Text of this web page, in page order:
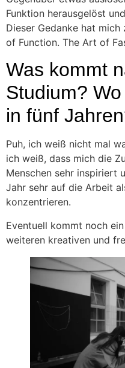
Funktion herausgelöst
Dieser Gedanke hat mich
of Function. The Art of
Was kommt
Studium?
in fünf
Puh, ich weiß nicht mal
ich weiß, dass mich die
Menschen sehr inspiriert
Jahr sehr auf die Arbeit
konzentrieren.
Eventuell kommt noch
weiteren kreativen und